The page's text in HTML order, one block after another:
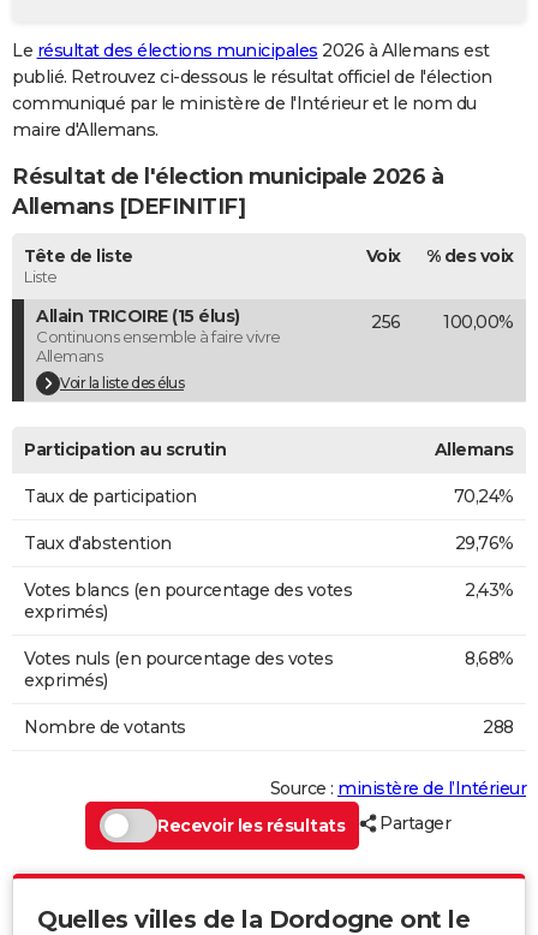
GUIDES D'ACHAT
BONS PLANS
CARTE DE VOEUX
Carte de Noël
Carte Bonne année
Carte Saint-Valentin
Carte Pâques
Carte d'anniversaire
DICTIONNAIRE
Dictionnaire
Biographies
Citations
Expressions
Proverbes
PROGRAMME TV
COPAINS D'AVANT
S'inscrire
Se connecter
Lycées
Collèges
Primaires
Universités
Entreprises
Service militaire
Avis de recherche
AVIS DE DÉCÈS
Bricolage
Lifestyle
Culture
Sport
Auto
Television
Voyage
Cinema
Le résultat des élections municipales 2026 à Allemans est
publié. Retrouvez ci-dessous le résultat officiel de l'élection
communiqué par le ministère de l'Intérieur et le nom du
maire d'Allemans.
Résultat de l'élection municipale 2026 à
Allemans [DEFINITIF]
Tête de liste
Liste
Voix % des voix
Allain TRICOIRE (15 élus)
Continuons ensemble à faire vivre
Allemans
Voir la liste des élus
256 100,00%
Participation au scrutin Allemans
Taux de participation 70,24%
Taux d'abstention 29,76%
Votes blancs (en pourcentage des votes
exprimés)
2,43%
Votes nuls (en pourcentage des votes
exprimés)
8,68%
Nombre de votants 288
Source : ministère de l’Intérieur
Recevoir les résultats
Partager
Quelles villes de la Dordogne ont le